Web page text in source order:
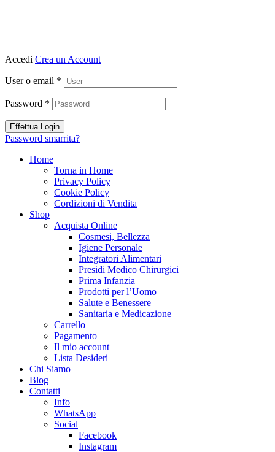
Accedi Crea un Account
User o email *
Password *
Effettua Login
Password smarrita?
Home
Torna in Home
Privacy Policy
Cookie Policy
Cordizioni di Vendita
Shop
Acquista Online
Cosmesi, Bellezza
Igiene Personale
Integratori Alimentari
Presidi Medico Chirurgici
Prima Infanzia
Prodotti per l’Uomo
Salute e Benessere
Sanitaria e Medicazione
Carrello
Pagamento
Il mio account
Lista Desideri
Chi Siamo
Blog
Contatti
Info
WhatsApp
Social
Facebook
Instagram